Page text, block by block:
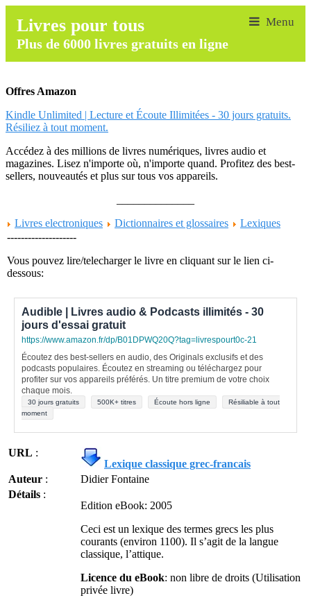
Livres pour tous
Plus de 6000 livres gratuits en ligne
Offres Amazon
Kindle Unlimited | Lecture et Écoute Illimitées - 30 jours gratuits.
Résiliez à tout moment.
Accédez à des millions de livres numériques, livres audio et
magazines. Lisez n'importe où, n'importe quand. Profitez des best-
sellers, nouveautés et plus sur tous vos appareils.
Livres electroniques
Dictionnaires et glossaires
Lexiques
--------------------
Vous pouvez lire/telecharger le livre en cliquant sur le lien ci-
dessous:
Audible | Livres audio & Podcasts illimités - 30
jours d'essai gratuit
https://www.amazon.fr/dp/B01DPWQ20Q?tag=livrespourt0c-21
Écoutez des best-sellers en audio, des Originals exclusifs et des
podcasts populaires. Écoutez en streaming ou téléchargez pour
profiter sur vos appareils préférés. Un titre premium de votre choix
chaque mois.
30 jours gratuits 500K+ titres Écoute hors ligne
Résiliable à tout
moment
URL :
Lexique classique grec-francais
Auteur :
Didier Fontaine
Détails :
Edition eBook: 2005
Ceci est un lexique des termes grecs les plus
courants (environ 1100). Il s’agit de la langue
classique, l’attique.
Licence du eBook: non libre de droits (Utilisation
privée livre)